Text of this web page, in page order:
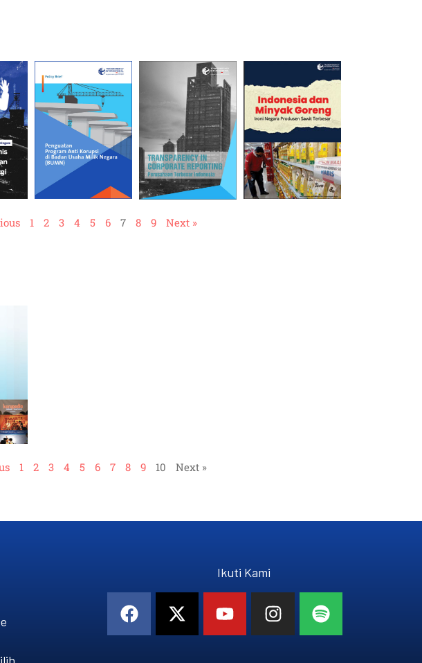
1 2 3 4 5 6 7 8 9 Next »
1 2 3 4 5 6 7 8 9 10 Next »
Ikuti Kami